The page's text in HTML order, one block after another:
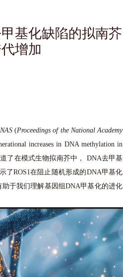
基化缺陷的拟南芥
增加
(Proceedings of the National Academy
increases in DNA methylation in
道了在模式生物拟南芥中， DNA去甲基
了ROS1在阻止随机形成的DNA甲基化
于我们理解基因组DNA甲基化的进化